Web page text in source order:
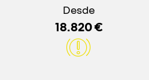
Desde
18.820 €